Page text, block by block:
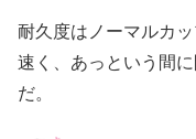
耐久度はノーマルカ
速く、あっという間
だ。